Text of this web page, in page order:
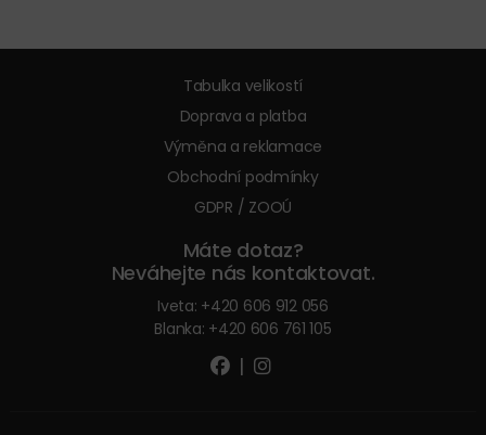
Tabulka velikostí
Doprava a platba
Výměna a reklamace
Obchodní podmínky
GDPR / ZOOÚ
Máte dotaz?
Neváhejte nás kontaktovat.
Iveta: +420 606 912 056
Blanka: +420 606 761 105
|